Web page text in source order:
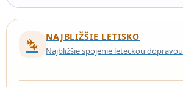
connecting_airports
NAJBLIŽŠIE LETISKO
Najbližšie spojenie leteckou dopravou